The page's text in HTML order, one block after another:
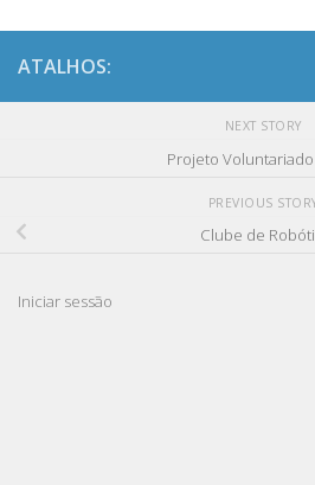
ATALHOS:
NEXT STORY
Projeto
PREVIOUS
Clube de
Iniciar sessão